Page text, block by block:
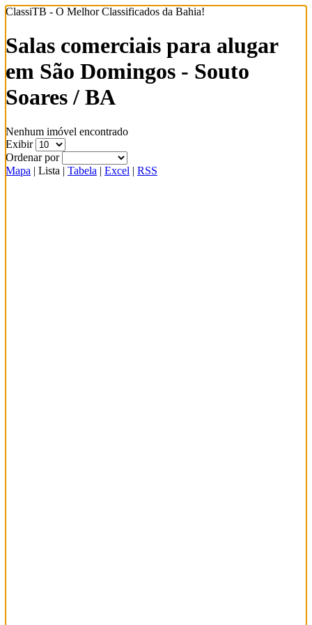
ClassiTB - O Melhor Classificados da Bahia!
Salas comerciais para alugar
em São Domingos - Souto
Soares / BA
Nenhum imóvel encontrado
Exibir
Ordenar por
Mapa | Lista | Tabela | Excel | RSS